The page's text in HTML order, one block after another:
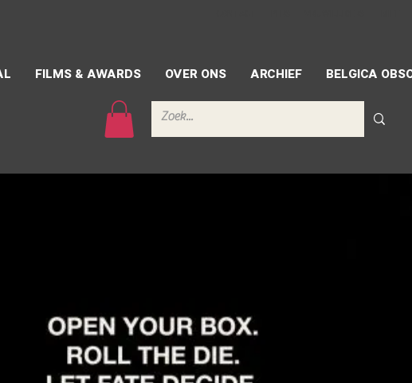
FILMS & AWARDS OVER ONS ARCHIEF BELGICA